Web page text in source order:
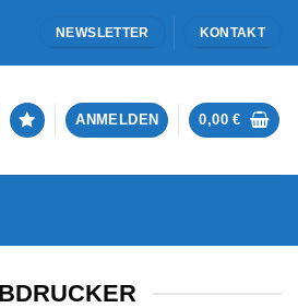
NEWSLETTER KONTAKT
ANMELDEN 0,00€